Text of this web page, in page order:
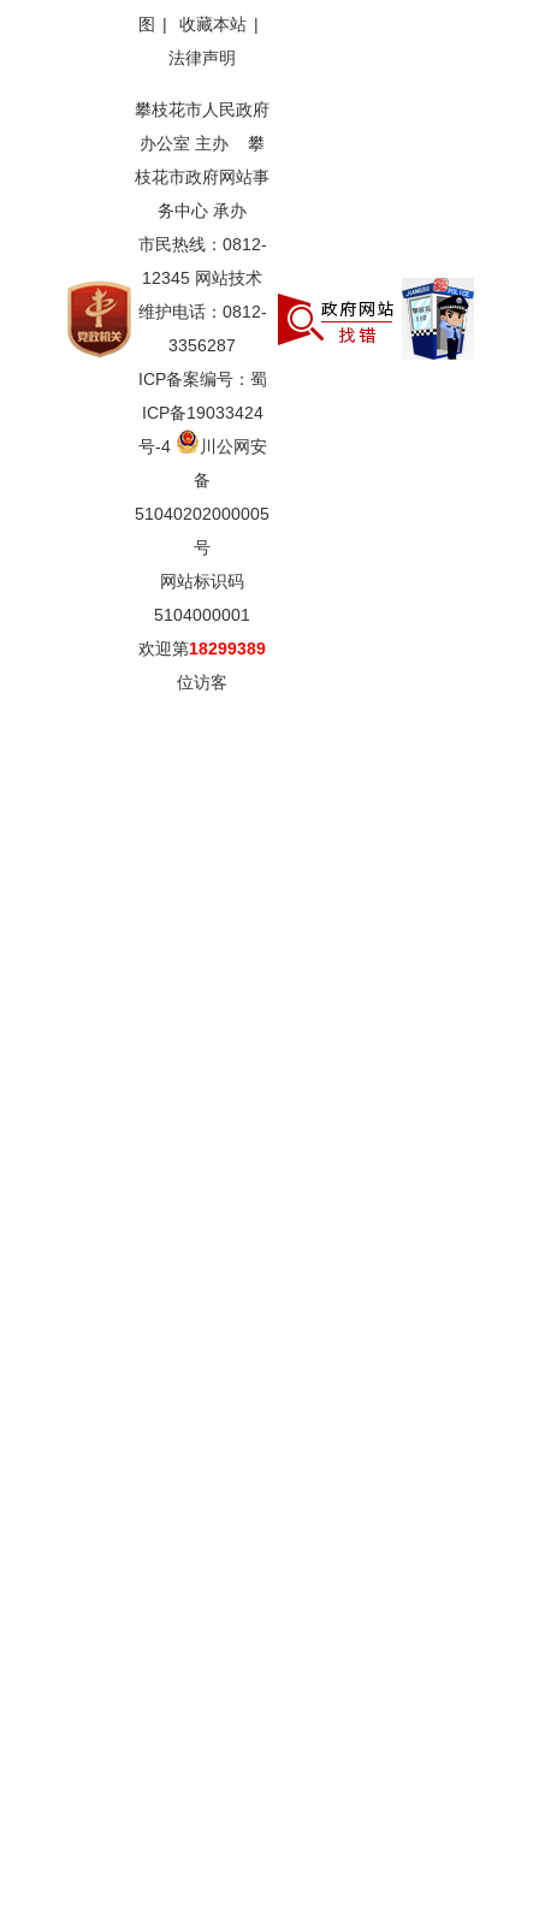
图 | 收藏本站 |
法律声明
攀枝花市人民政府
办公室 主办 攀
枝花市政府网站事
务中心 承办
市民热线：0812-
12345 网站技术
维护电话：0812-
3356287
ICP备案编号：蜀
ICP备19033424
号-4
川公网安
备
51040202000005
号
网站标识码
5104000001
欢迎第18299389
位访客